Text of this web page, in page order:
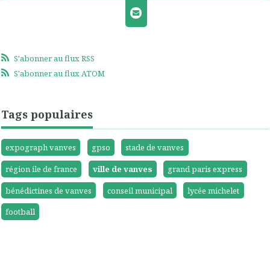
S'abonner au flux RSS
S'abonner au flux ATOM
Tags populaires
expograph vanves gpso
stade de vanves
région ile de france
ville de vanves
grand paris express
bénédictines de vanves
conseil municipal
lycée michelet
football